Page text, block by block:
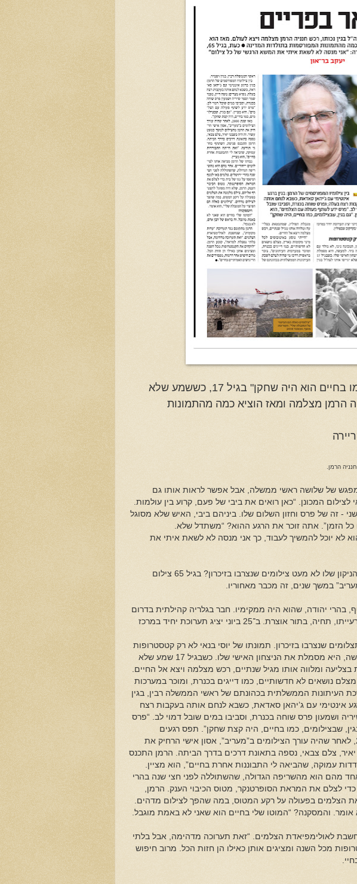
"בגין ידע לשתף פעולה עם הצלמים, כמו בחיים הוא היה שחקן" בגיל 17, כששמע שלא
הרמן מצלמה ומאז הוציא כמה מהתמונות
מפגש של שלושה ראשי ממשלה, אבל אפשר לראות אותו גם
המכונן. “כאן רואים את ביבי של פעם, קרוע בין עולמות.
- זה של פרס וחזון השלום שלו. ביניהם ביבי, האיש שלא מסוגל
כל הזמן”. אתה זוכר את הרגע ההוא? “משתדל שלא.
לא יוכל להמשיך לעבוד, כך אני מנסה לא לשאת איתי את
היכן נמצא כיום חנניה הרמן, מי שלכד במצלמת הניקון שלו לא מעט צילומים שנצרבו בזיכרון? בגיל 65 צילום
במשך שנים, זה מכבר מאחוריו.
בהרי יהודה, שהוא היה ממקימיו. חבר בגלריה קהילתית בדרום
תל אביב. מרבה להציג בתערוכות, בדרך כלל עם רעייתו, תחיה, בתור אוצרת. ב־25 ביוני יציג תערוכת יחיד במרכז
שנצרבו בזיכרון. תמונתו של יוסי בנאי לא רק קטסטרופות
הרמן, המכונה נינו, לא נולד עם מצלמה ביד. למעשה, היא מסמלת את הניצחון האישי שלו. כשבגיל 17 שמע שלא
בצליעה ומלווה אותו מגיל שנתיים, רכש מצלמה ויצא אל החיים.
מצלם נושאים לא חדשותיים, כמו דייגים בכנרת, ומוכר במערכות
העיתונות הממשלתית בכהונתם של ראשי הממשלה רבין, בגין
אינטימי עם ג’יהאן סאדאת, כשבא לנחם אותה בעקבות רצח
ושמעון פרס שוחה בכנרת, וסביבו במים שובל דמוי לב. “פרס
שבצילומים, כמו בחיים, היה קצת שחקן”. תפס רגעים
אינטימיים תפס רגעים אינטימיים מאז שנת 2000, לאחר שהיה עורך הצילומים ב”מעריב”, אסון אישי הרחיק את
צלם צבאי, נספה בתאונת דרכים בדרך הביתה. הרמן התכנס
עמוקה, שהביאה לי התבוננות אחרת בחיים”, הוא מציין.
אחד מהם הוא מהשריפה הגדולה, שהשתוללה לפני חצי שנה בהרי
כדי לצלם את המראת הסופרטנקר, מטוס הכיבוי הענק. הרמן,
הצלמים בפעולה על רקע המטוס, במה שהפך לצילום מדהים.
והמסקנה? “המוטו שלי בחיים הוא שאני לא באמת מוגבל.
לאולימפיאדת הצלמים. “זאת תערוכה מדהימה, אבל בלתי
מכל השנה ומציגים אותן כאילו הן חזות הכל. מרוב חיפוש